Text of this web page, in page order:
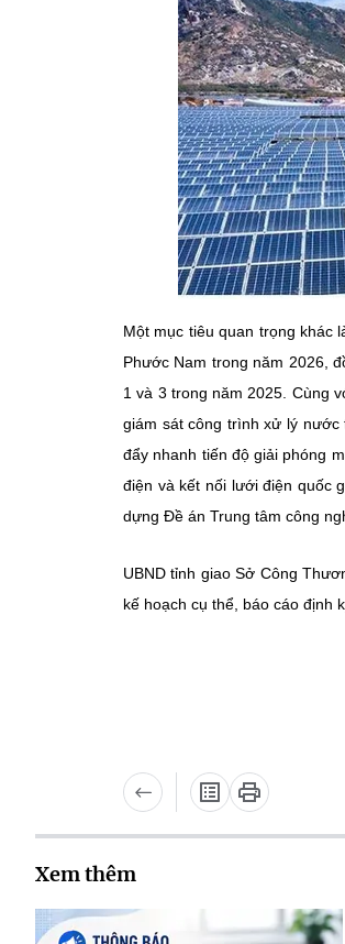
Một mục tiêu quan trọng khác
Phước Nam trong năm 2026,
1 và 3 trong năm 2025. Cùng
giám sát công trình xử lý nước
đẩy nhanh tiến độ giải phóng
điện và kết nối lưới điện quốc
dựng Đề án Trung tâm công
UBND tỉnh giao Sở Công
kế hoạch cụ thể, báo cáo định
Xem thêm